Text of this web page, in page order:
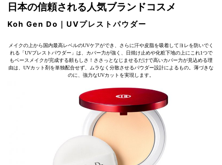
日本の信頼される人気ブランドコスメ
Koh Gen Do｜UVプレストパウダー
メイクの上から国内最高レベルのUVケアができ、さらに汗や皮脂を吸着してヨレを防いでく
れる「UVプレストパウダー」は、カバー力が強く、日焼け止めや化粧下地の上にこれ1つで
もベースメイクが完成する頼もしさ！ささっとなじませるだけで高いカバー力が見込める理
由は、UVカット剤を単独配合せず、ムラなく分散させるパウダー設計によるもの。薄づきな
のに、強力なUVカットを実現します。